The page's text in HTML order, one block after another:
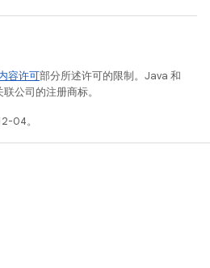
容许可部分所述许可的限制。Java 和
公司的注册商标。
04。